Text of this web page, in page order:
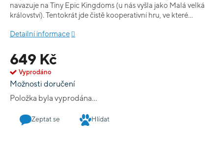
649 Kč
Vyprodáno
Možnosti doručení
Položka byla vyprodána…
navazuje na Tiny Epic Kingdoms (u nás vyšla jako Malá velká
království). Tentokrát jde čistě kooperativní hru, ve které
nepřetálských hord. Každý hráč má hrdinu s unikátní
bojovat s nepřítelem, aby nedobyl hlavní město. Hra opět
přichází v malém boxu, ale nabízí spoustu zábavy. Druhá edice
využívá itemeeples, kteří už byly použiti ve hře Malá velká
dobrodružství. Je v nové, mnohem hezčí grafice a
přepracovaná pravidla a herní systém.
Detailní informace
Zeptat se Hlídat